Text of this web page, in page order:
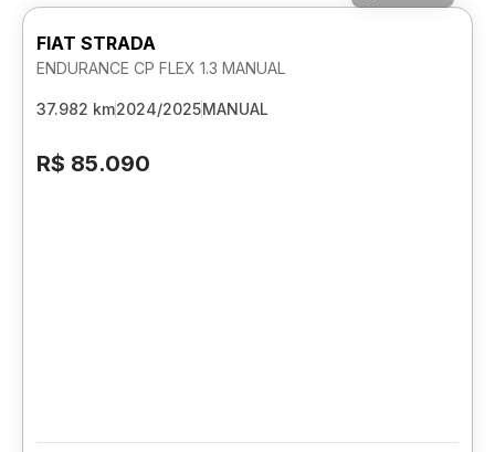
FIAT STRADA
ENDURANCE CP FLEX 1.3 MANUAL
37.982 km2024/2025MANUAL
R$ 85.090